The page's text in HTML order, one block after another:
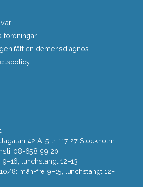
föreningar
fått en demensdiagnos
42 A, 5 tr, 117 27 Stockholm
08-658 99 20
lunchstängt 12–13
8: mån-fre 9–15, lunchstängt 12–